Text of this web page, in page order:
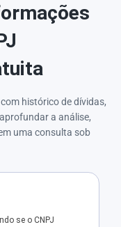
histórico de dívidas,
a análise,
uma consulta sob
se o CNPJ